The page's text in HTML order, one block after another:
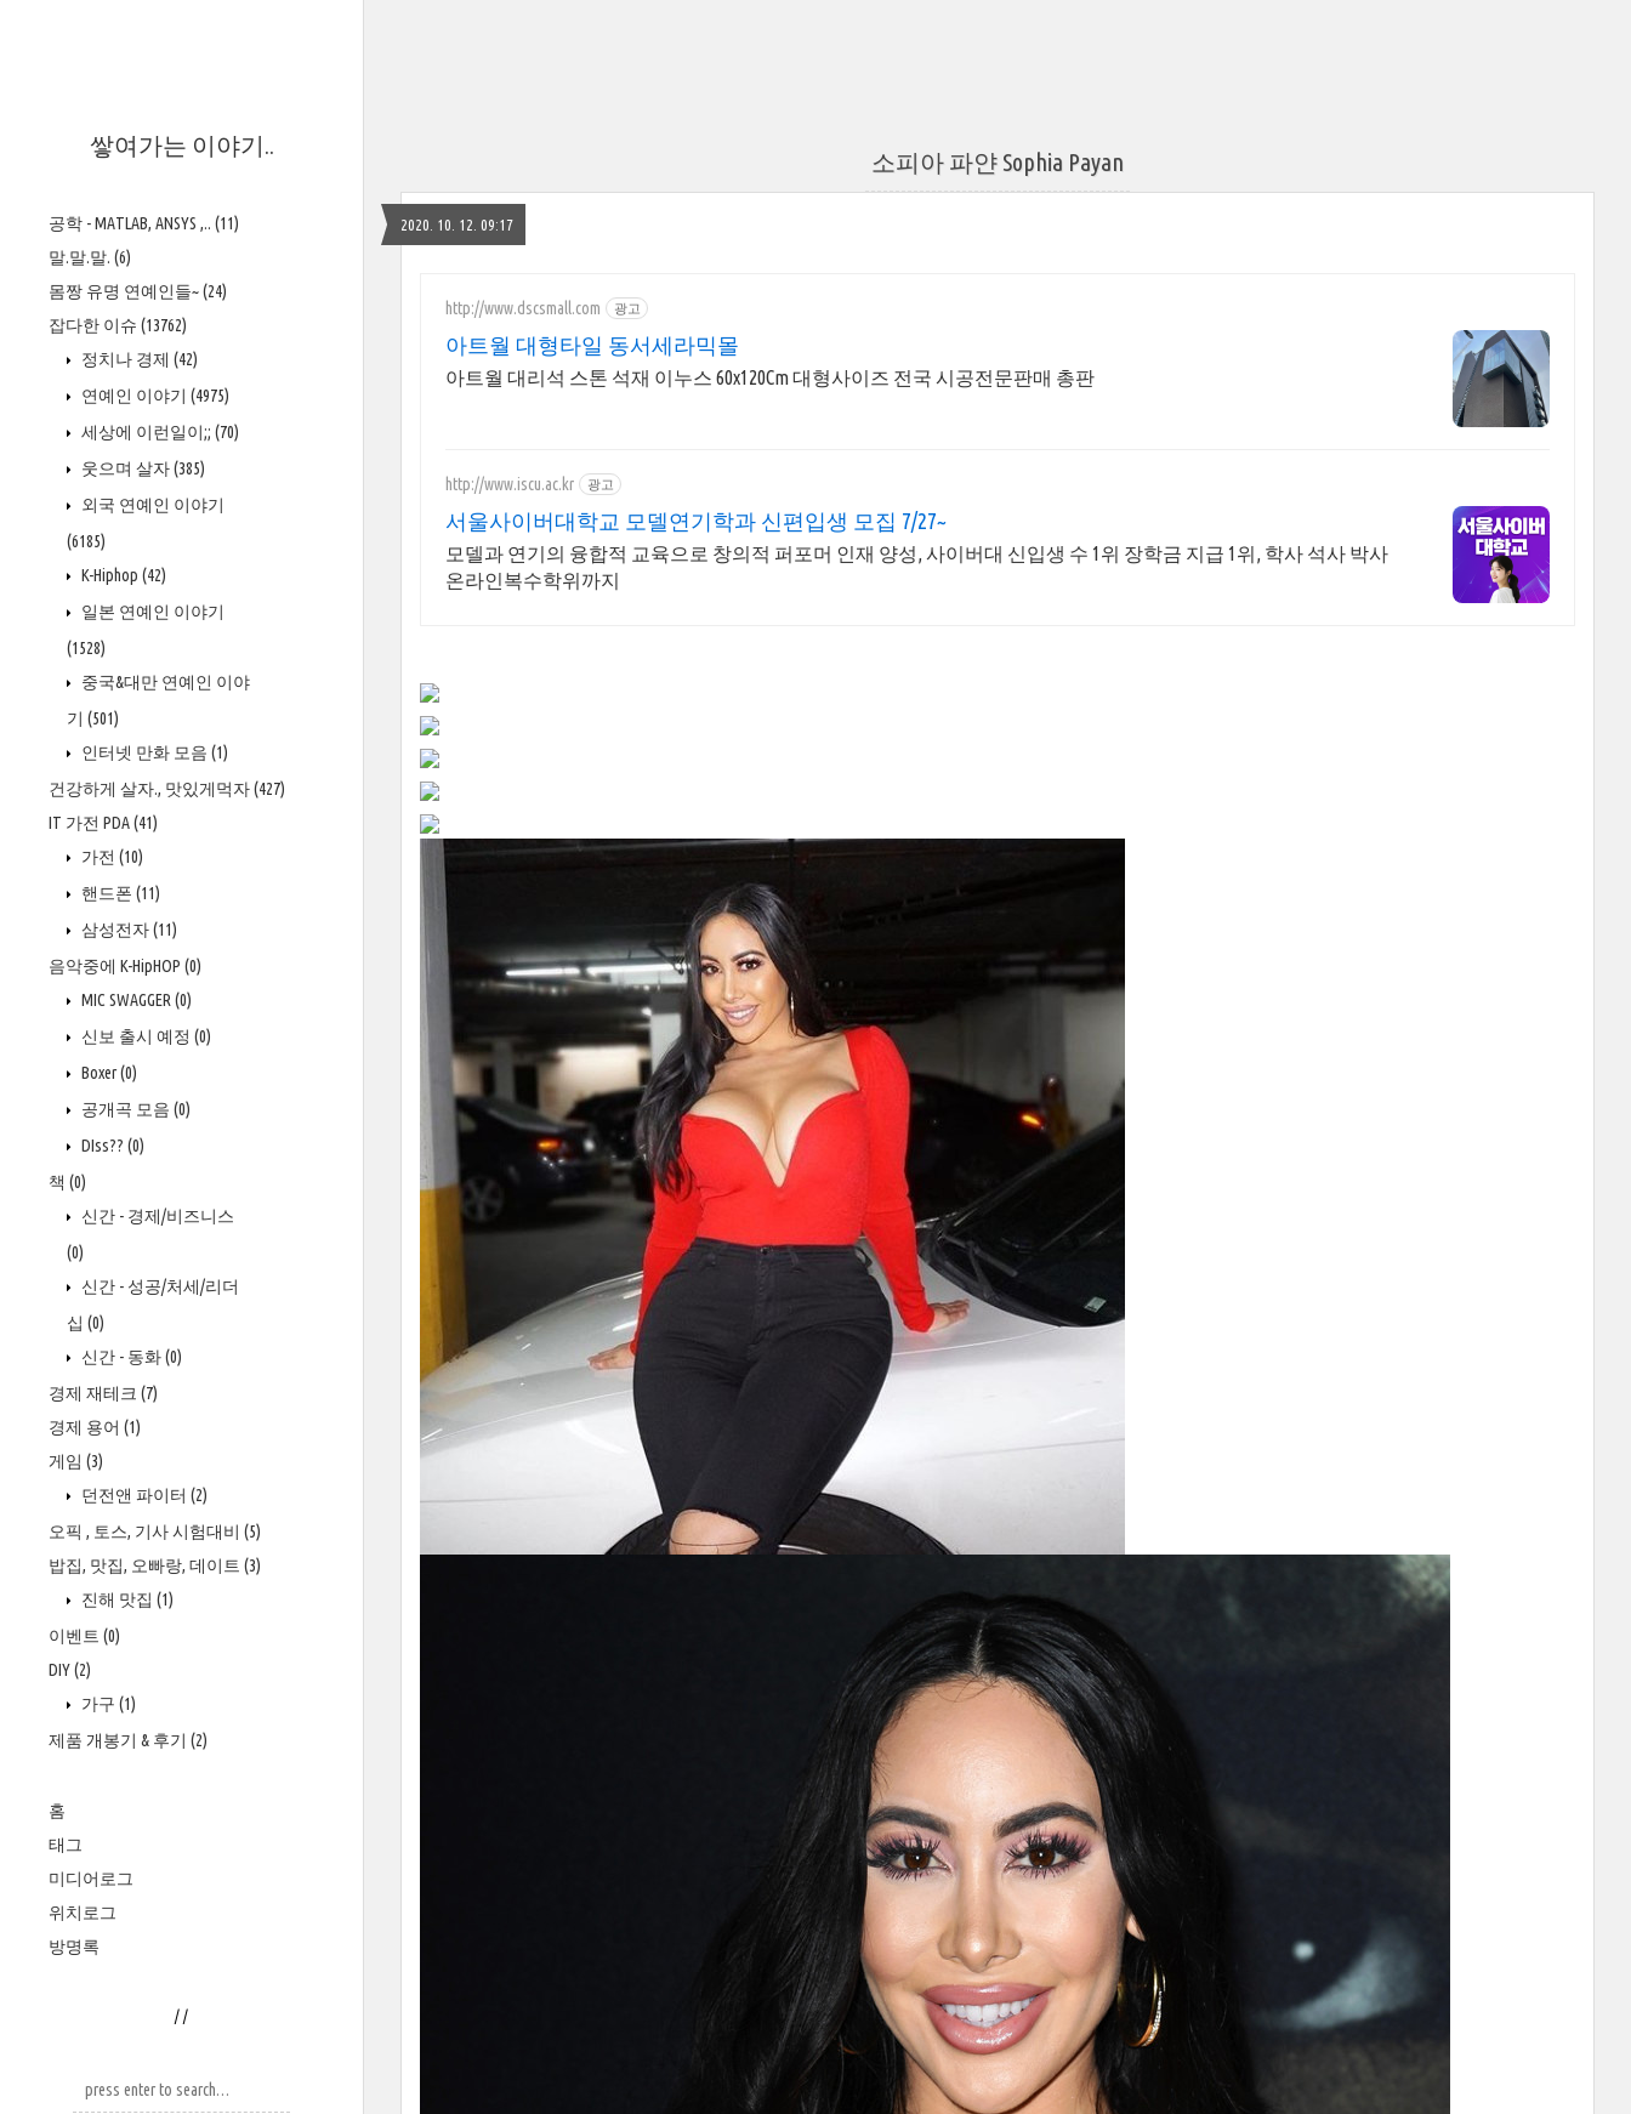
쌓여가는 이야기..
공학 - MATLAB, ANSYS ,.. (11)
말.말.말. (6)
몸짱 유명 연예인들~(24)
잡다한 이슈 (13762)
정치나 경제 (42)
연예인 이야기 (4975)
세상에 이런일이;; (70)
웃으며 살자(385)
외국 연예인 이야기
(6185)
K-Hiphop (42)
일본 연예인 이야기
(1528)
중국&대만 연예인 이야
기 (501)
인터넷 만화 모음 (1)
건강하게 살자., 맛있게먹자(427)
IT 가전 PDA(41)
가전 (10)
핸드폰 (11)
삼성전자(11)
음악중에 K-HipHOP (0)
MIC SWAGGER (0)
신보 출시 예정 (0)
Boxer(0)
공개곡 모음 (0)
DIss?? (0)
책 (0)
신간 - 경제/비즈니스
(0)
신간 - 성공/처세/리더
십 (0)
신간 - 동화(0)
경제 재테크 (7)
경제 용어 (1)
게임 (3)
던전앤 파이터 (2)
오픽 , 토스, 기사 시험대비 (5)
밥집, 맛집, 오빠랑, 데이트 (3)
진해 맛집 (1)
이벤트 (0)
DIY(2)
가구 (1)
제품 개봉기 & 후기 (2)
홈
태그
미디어로그
위치로그
방명록
/ /
소피아 파얀 Sophia Payan
2020. 10. 12. 09:17
http://www.dscsmall.com 광고
아트월 대형타일 동서세라믹몰
아트월 대리석 스톤 석재 이누스 60x120Cm 대형사이즈 전국 시공전문판매 총판
http://www.iscu.ac.kr 광고
서울사이버대학교 모델연기학과 신편입생 모집 7/27~
모델과 연기의 융합적 교육으로 창의적 퍼포머 인재 양성, 사이버대 신입생 수 1위 장학금 지급 1위, 학사 석사 박사
온라인복수학위까지